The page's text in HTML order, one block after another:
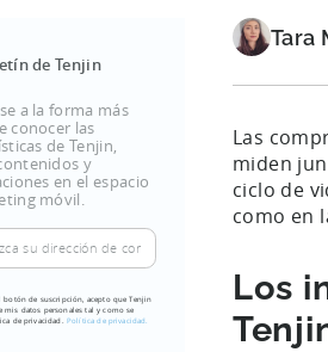
de Tenjin
a la forma más
conocer las
de Tenjin,
y
en el espacio
móvil.
botón de suscripción, acepto que Tenjin
mis datos personales tal y como se
de privacidad. Política de privacidad.
Tara
Las
miden
ciclo de
como en
Los